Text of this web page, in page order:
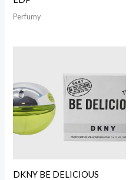
Perfumy
DKNY BE DELICIOUS